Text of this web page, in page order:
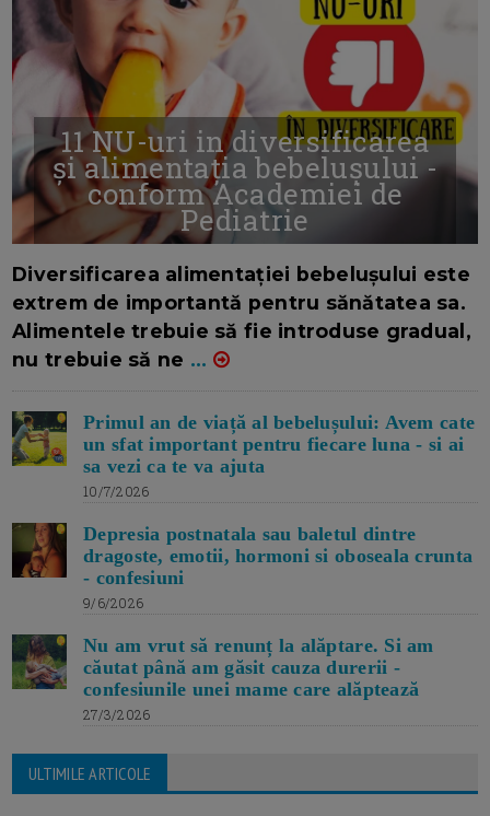
11 NU-uri in diversificarea
și alimentația bebelușului -
conform Academiei de
Pediatrie
Diversificarea alimentației bebelușului este
extrem de importantă pentru sănătatea sa.
Alimentele trebuie să fie introduse gradual,
nu trebuie să ne ...
Primul an de viață al bebelușului: Avem cate
un sfat important pentru fiecare luna - si ai
sa vezi ca te va ajuta
10/7/2026
Depresia postnatala sau baletul dintre
dragoste, emotii, hormoni si oboseala crunta
- confesiuni
9/6/2026
Nu am vrut să renunț la alăptare. Si am
căutat până am găsit cauza durerii -
confesiunile unei mame care alăptează
27/3/2026
ULTIMILE ARTICOLE